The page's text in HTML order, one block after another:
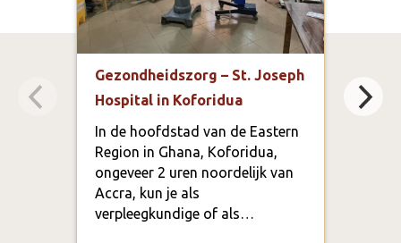
Gezondheidszorg – St. Joseph
Hospital in Koforidua
In de hoofdstad van de Eastern
Region in Ghana, Koforidua,
ongeveer 2 uren noordelijk van
Accra, kun je als
verpleegkundige of als…